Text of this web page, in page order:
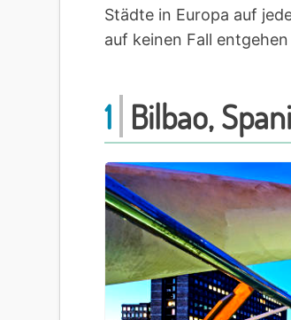
Städte in Europa auf
auf keinen Fall entgehen
1 Bilbao,